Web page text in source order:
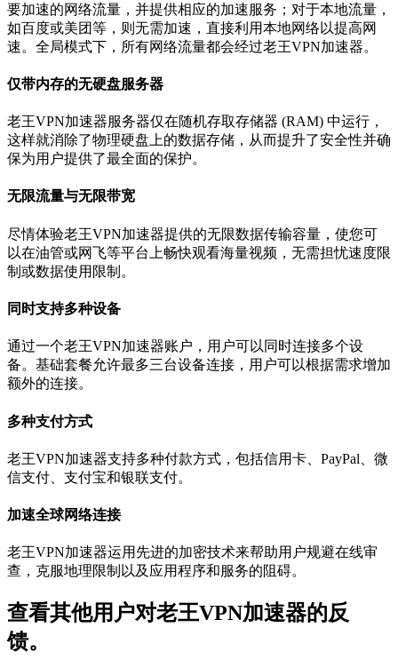
要加速的网络流量，并提供相应的加速服务；对于本地流量，
如百度或美团等，则无需加速，直接利用本地网络以提高网
速。全局模式下，所有网络流量都会经过老王VPN加速器。
仅带内存的无硬盘服务器
老王VPN加速器服务器仅在随机存取存储器 (RAM) 中运行，
这样就消除了物理硬盘上的数据存储，从而提升了安全性并确
保为用户提供了最全面的保护。
无限流量与无限带宽
尽情体验老王VPN加速器提供的无限数据传输容量，使您可
以在油管或网飞等平台上畅快观看海量视频，无需担忧速度限
制或数据使用限制。
同时支持多种设备
通过一个老王VPN加速器账户，用户可以同时连接多个设
备。基础套餐允许最多三台设备连接，用户可以根据需求增加
额外的连接。
多种支付方式
老王VPN加速器支持多种付款方式，包括信用卡、PayPal、微
信支付、支付宝和银联支付。
加速全球网络连接
老王VPN加速器运用先进的加密技术来帮助用户规避在线审
查，克服地理限制以及应用程序和服务的阻碍。
查看其他用户对老王VPN加速器的反
馈。